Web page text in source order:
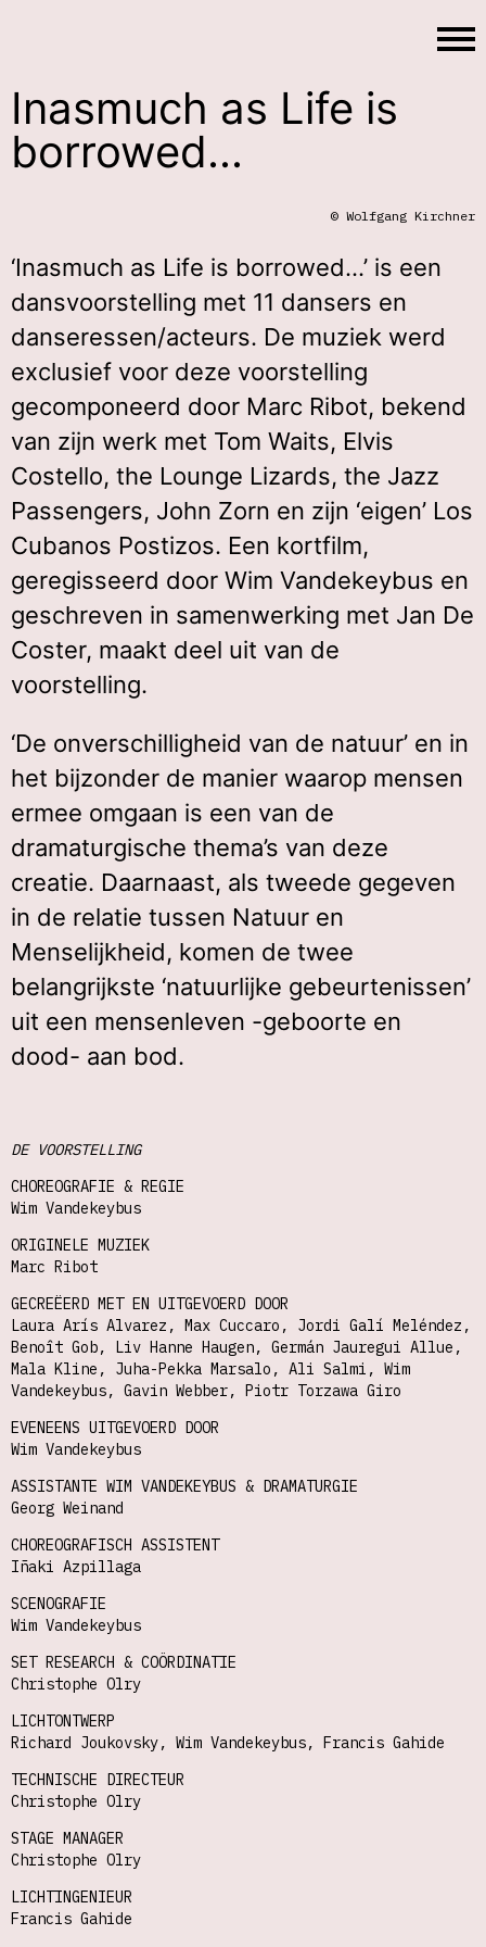
Inasmuch as Life is
borrowed...
© Wolfgang Kirchner
‘Inasmuch as Life is borrowed...’ is een
dansvoorstelling met 11 dansers en
danseressen/acteurs. De muziek werd
exclusief voor deze voorstelling
gecomponeerd door Marc Ribot, bekend
van zijn werk met Tom Waits, Elvis
Costello, the Lounge Lizards, the Jazz
Passengers, John Zorn en zijn ‘eigen’ Los
Cubanos Postizos. Een kortfilm,
geregisseerd door Wim Vandekeybus en
geschreven in samenwerking met Jan De
Coster, maakt deel uit van de
voorstelling.
‘De onverschilligheid van de natuur’ en in
het bijzonder de manier waarop mensen
ermee omgaan is een van de
dramaturgische thema’s van deze
creatie. Daarnaast, als tweede gegeven
in de relatie tussen Natuur en
Menselijkheid, komen de twee
belangrijkste ‘natuurlijke gebeurtenissen’
uit een mensenleven -geboorte en
dood- aan bod.
DE VOORSTELLING
CHOREOGRAFIE & REGIE
Wim Vandekeybus
ORIGINELE MUZIEK
Marc Ribot
GECREËERD MET EN UITGEVOERD DOOR
Laura Arís Alvarez, Max Cuccaro, Jordi Galí Meléndez,
Benoît Gob, Liv Hanne Haugen, Germán Jauregui Allue,
Mala Kline, Juha-Pekka Marsalo, Ali Salmi, Wim
Vandekeybus, Gavin Webber, Piotr Torzawa Giro
EVENEENS UITGEVOERD DOOR
Wim Vandekeybus
ASSISTANTE WIM VANDEKEYBUS & DRAMATURGIE
Georg Weinand
CHOREOGRAFISCH ASSISTENT
Iñaki Azpillaga
SCENOGRAFIE
Wim Vandekeybus
SET RESEARCH & COÖRDINATIE
Christophe Olry
LICHTONTWERP
Richard Joukovsky, Wim Vandekeybus, Francis Gahide
TECHNISCHE DIRECTEUR
Christophe Olry
STAGE MANAGER
Christophe Olry
LICHTINGENIEUR
Francis Gahide